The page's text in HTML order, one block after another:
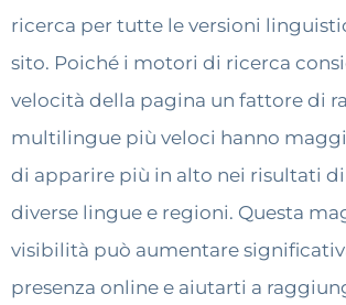
ricerca per tutte le versioni
sito. Poiché i motori di ricerca
velocità della pagina un fattore di
multilingue più veloci hanno
di apparire più in alto nei risultati
diverse lingue e regioni. Questa
visibilità può aumentare
presenza online e aiutarti a